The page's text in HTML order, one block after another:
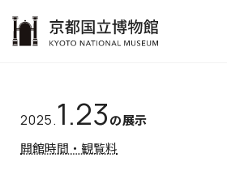
2025.1.23の展示
開館時間・観覧料